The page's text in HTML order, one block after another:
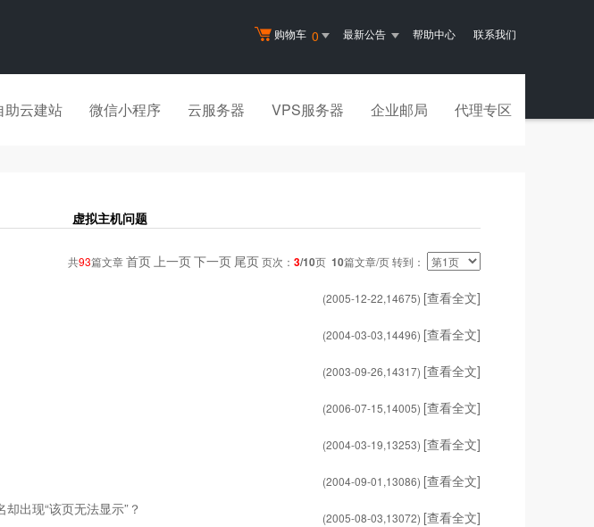
购物车 0 最新公告 帮助中心 联系我们
助云建站 微信小程序 云服务器 VPS服务器 企业邮局 代理专区
虚拟主机问题
共93篇文章首页上一页下一页 尾页页次： 3/10页 10篇文章/页 转到：
(2005-12-22,14675) [查看全文]
(2004-03-03,14496) [查看全文]
(2003-09-26,14317) [查看全文]
(2006-07-15,14005) [查看全文]
(2004-03-19,13253) [查看全文]
(2004-09-01,13086) [查看全文]
出现“该页无法显示”？
(2005-08-03,13072) [查看全文]